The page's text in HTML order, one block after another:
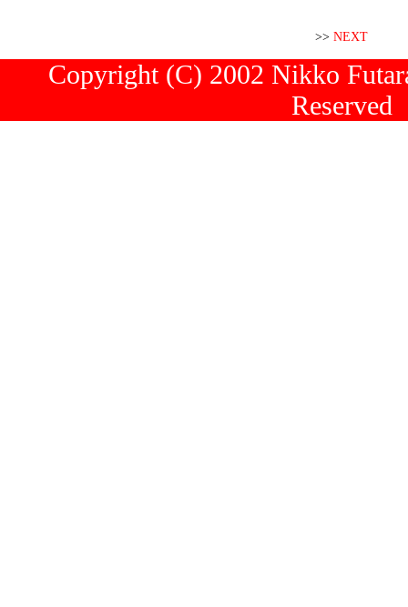
>> NEXT
Copyright (C) 2002 Nikko
Reserved